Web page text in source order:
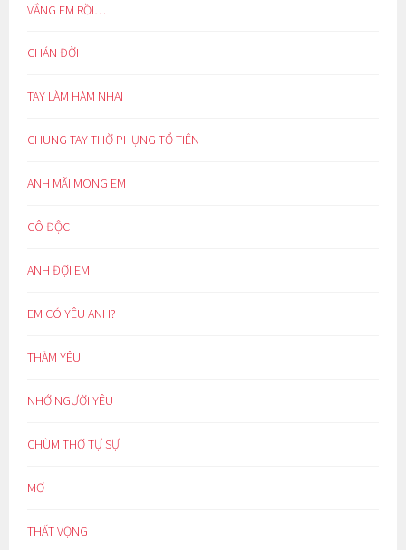
VẮNG EM RỒI…
CHÁN ĐỜI
TAY LÀM HÀM NHAI
CHUNG TAY THỜ PHỤNG TỔ TIÊN
ANH MÃI MONG EM
CÔ ĐỘC
ANH ĐỢI EM
EM CÓ YÊU ANH?
THẦM YÊU
NHỚ NGƯỜI YÊU
CHÙM THƠ TỰ SỰ
MƠ
THẤT VỌNG